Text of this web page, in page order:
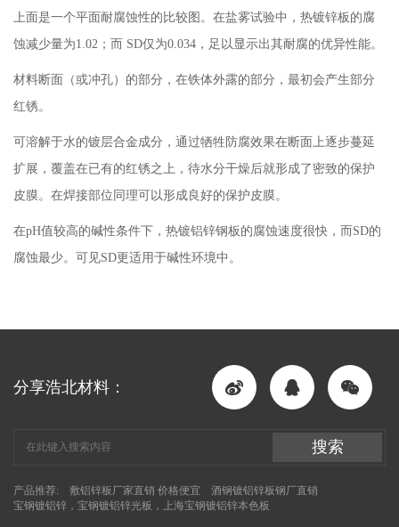
上面是一个平面耐腐蚀性的比较图。在盐雾试验中，热镀锌板的腐
蚀减少量为1.02；而 SD仅为0.034，足以显示出其耐腐的优异性能。
材料断面（或冲孔）的部分，在铁体外露的部分，最初会产生部分
红锈。
可溶解于水的镀层合金成分，通过牺牲防腐效果在断面上逐步蔓延
扩展，覆盖在已有的红锈之上，待水分干燥后就形成了密致的保护
皮膜。在焊接部位同理可以形成良好的保护皮膜。
在pH值较高的碱性条件下，热镀铝锌钢板的腐蚀速度很快，而SD的
腐蚀最少。可见SD更适用于碱性环境中。
分享浩北材料：
搜索
产品推荐: 敷铝锌板厂家直销 价格便宜
酒钢镀铝锌板钢厂直销
宝钢镀铝锌，宝钢镀铝锌光板，上海宝钢镀铝锌本色板